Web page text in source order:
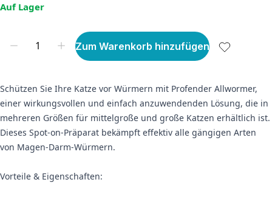
Auf Lager
Zum Warenkorb hinzufügen
Schützen Sie Ihre Katze vor Würmern mit Profender Allwormer,
einer wirkungsvollen und einfach anzuwendenden Lösung, die in
mehreren Größen für mittelgroße und große Katzen erhältlich ist.
Dieses Spot-on-Präparat bekämpft effektiv alle gängigen Arten
von Magen-Darm-Würmern.
Vorteile & Eigenschaften: